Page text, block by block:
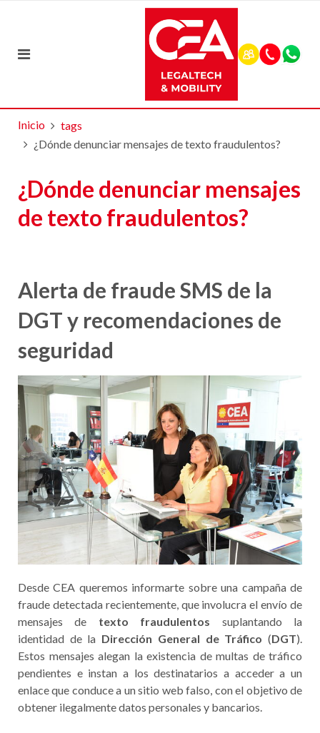
Inicio
tags
¿Dónde denunciar mensajes de texto fraudulentos?
¿Dónde denunciar mensajes
de texto fraudulentos?
Alerta de fraude SMS de la
DGT y recomendaciones de
seguridad
Desde CEA queremos informarte sobre una campaña de
fraude detectada recientemente, que involucra el envío de
mensajes de texto fraudulentos suplantando la
identidad de la Dirección General de Tráfico (DGT).
Estos mensajes alegan la existencia de multas de tráfico
pendientes e instan a los destinatarios a acceder a un
enlace que conduce a un sitio web falso, con el objetivo de
obtener ilegalmente datos personales y bancarios.